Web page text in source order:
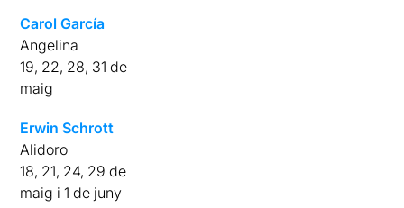
Carol García
Angelina
19, 22, 28, 31 de
maig
Erwin Schrott
Alidoro
18, 21, 24, 29 de
maig i 1 de juny